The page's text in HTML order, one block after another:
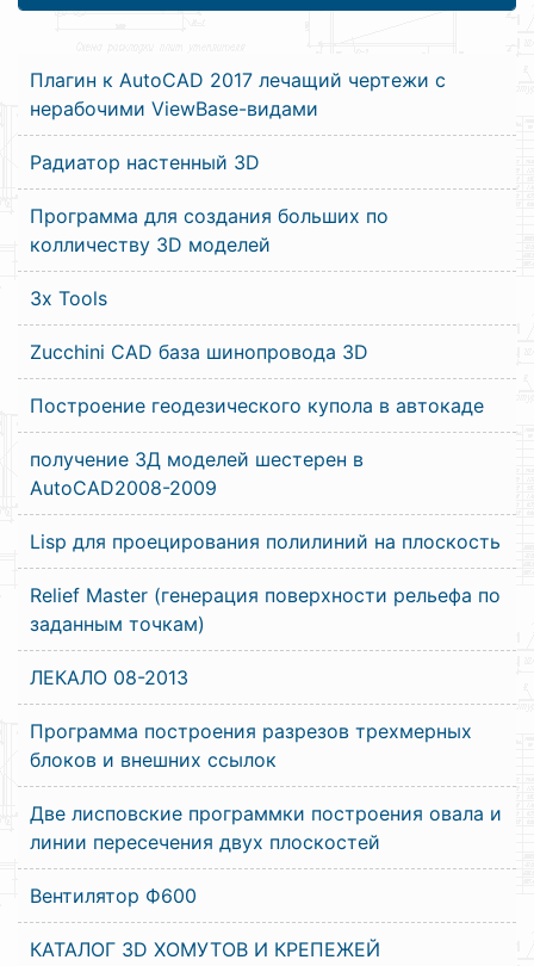
Плагин к AutoCAD 2017 лечащий чертежи с
нерабочими ViewBase-видами
Радиатор настенный 3D
Программа для создания больших по
колличеству 3D моделей
3x Tools
Zucchini CAD база шинопровода 3D
Построение геодезического купола в автокаде
получение 3Д моделей шестерен в
AutoCAD2008-2009
Lisp для проецирования полилиний на плоскость
Relief Master (генерация поверхности рельефа по
заданным точкам)
ЛЕКАЛО 08-2013
Программа построения разрезов трехмерных
блоков и внешних ссылок
Две лисповские программки построения овала и
линии пересечения двух плоскостей
Вентилятор Ф600
КАТАЛОГ 3D ХОМУТОВ И КРЕПЕЖЕЙ